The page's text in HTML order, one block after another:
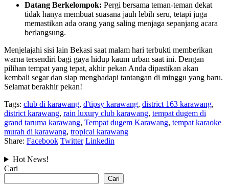
Datang Berkelompok: Pergi bersama teman-teman dekat
tidak hanya membuat suasana jauh lebih seru, tetapi juga
memastikan ada orang yang saling menjaga sepanjang acara
berlangsung.
Menjelajahi sisi lain Bekasi saat malam hari terbukti memberikan
warna tersendiri bagi gaya hidup kaum urban saat ini. Dengan
pilihan tempat yang tepat, akhir pekan Anda dipastikan akan
kembali segar dan siap menghadapi tantangan di minggu yang baru.
Selamat berakhir pekan!
Tags: club di karawang, d'tipsy karawang, district 163 karawang,
district karawang, rain luxury club karawang, tempat dugem di
grand taruma karawang, Tempat dugem Karawang, tempat karaoke
murah di karawang, tropical karawang
Share: Facebook Twitter Linkedin
Hot News!
Cari
Cari